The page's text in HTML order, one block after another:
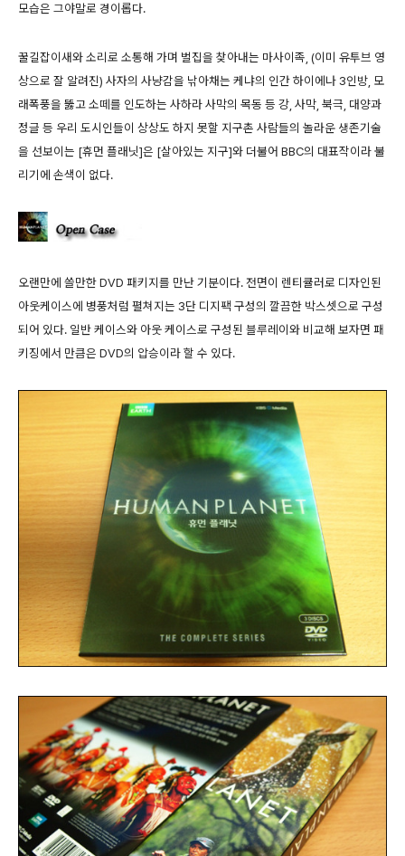
모습은 그야말로 경이롭다.
꿀길잡이새와 소리로 소통해 가며 벌집을 찾아내는 마사이족, (이미 유투브 영
상으로 잘 알려진) 사자의 사냥감을 낚아채는 케냐의 인간 하이에나 3인방, 모
래폭풍을 뚫고 소떼를 인도하는 사하라 사막의 목동 등 강, 사막, 북극, 대양과
정글 등 우리 도시인들이 상상도 하지 못할 지구촌 사람들의 놀라운 생존기술
을 선보이는 [휴먼 플래닛]은 [살아있는 지구]와 더불어 BBC의 대표작이라 불
리기에 손색이 없다.
오랜만에 쓸만한 DVD 패키지를 만난 기분이다. 전면이 렌티큘러로 디자인된
아웃케이스에 병풍처럼 펼쳐지는 3단 디지팩 구성의 깔끔한 박스셋으로 구성
되어 있다. 일반 케이스와 아웃 케이스로 구성된 블루레이와 비교해 보자면 패
키징에서 만큼은 DVD의 압승이라 할 수 있다.